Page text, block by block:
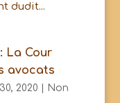
dudit...
La Cour
avocats
2020
Non